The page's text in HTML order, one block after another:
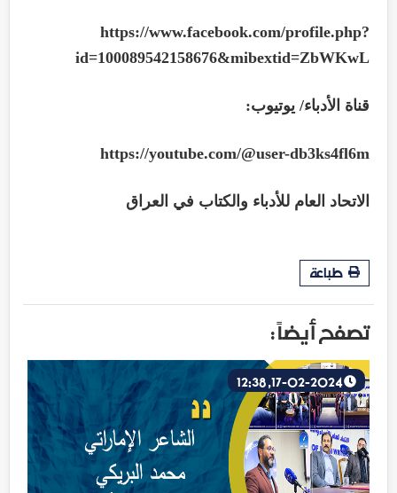
https://www.facebook.com/profile.php?
id=100089542158676&mibextid=ZbWKwL
قناة الأدباء/ يوتيوب:
https://youtube.com/@user-db3ks4fl6m
الاتحاد العام للأدباء والكتاب في العراق
طباعة
تصفح أيضاً :